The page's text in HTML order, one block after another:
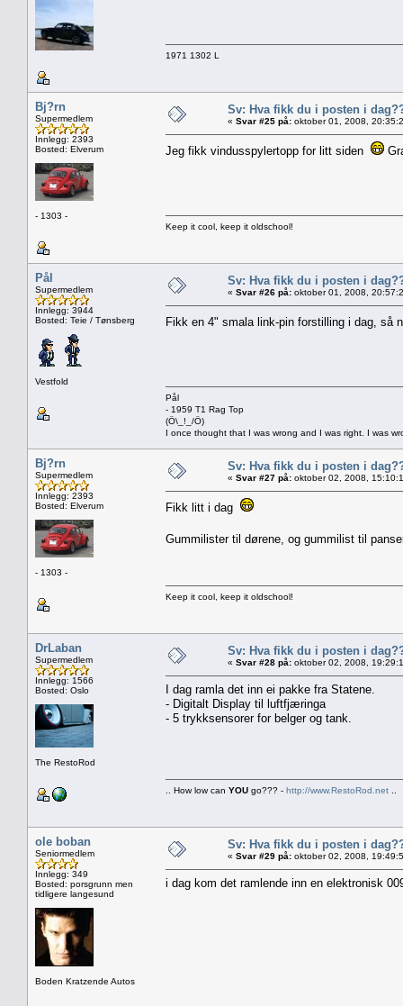
1971 1302 L
Bj?rn
Supermedlem
Innlegg: 2393
Bosted: Elverum
- 1303 -
Sv: Hva fikk du i posten i
« Svar #25 på: oktober 01, 2008,
Jeg fikk vindusspylertopp for litt siden
Keep it cool, keep it oldschool!
Pål
Supermedlem
Innlegg: 3944
Bosted: Teie / Tønsberg
Vestfold
Sv: Hva fikk du i posten i
« Svar #26 på: oktober 01, 2008,
Fikk en 4" smala link-pin forstilling i dag, så
Pål
- 1959 T1 Rag Top
(Ö\_!_/Ö)
I once thought that I was wrong and I was right. I was
Bj?rn
Supermedlem
Innlegg: 2393
Bosted: Elverum
- 1303 -
Sv: Hva fikk du i posten i
« Svar #27 på: oktober 02, 2008,
Fikk litt i dag
Gummilister til dørene, og gummilist til
Keep it cool, keep it oldschool!
DrLaban
Supermedlem
Innlegg: 1566
Bosted: Oslo
The RestoRod
Sv: Hva fikk du i posten i
« Svar #28 på: oktober 02, 2008,
I dag ramla det inn ei pakke fra Statene.
- Digitalt Display til luftfjæringa
- 5 trykksensorer for belger og tank.
.. How low can YOU go??? - http://www.RestoRod.net
ole boban
Seniormedlem
Innlegg: 349
Bosted: porsgrunn men
tidligere langesund
Boden Kratzende Autos
Sv: Hva fikk du i posten i
« Svar #29 på: oktober 02, 2008,
i dag kom det ramlende inn en elektronisk